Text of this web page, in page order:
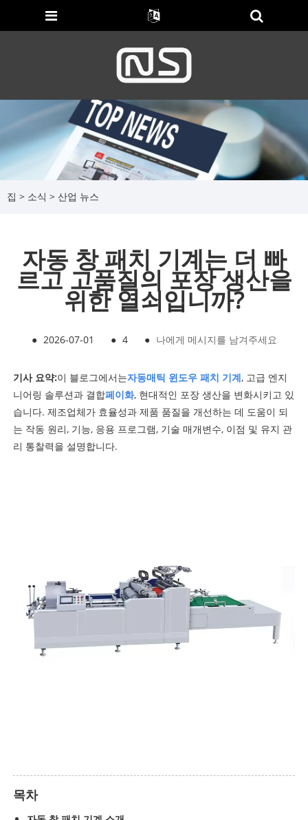
집 > 소식 > 산업 뉴스
자동 창 패치 기계는 더 빠
르고 고품질의 포장 생산을
위한 열쇠입니까?
● 2026-07-01 ● 4 ● 나에게 메시지를 남겨주세요
기사 요약:이 블로그에서는자동매틱 윈도우 패치 기계, 고급 엔지
니어링 솔루션과 결합페이화, 현대적인 포장 생산을 변화시키고 있
습니다. 제조업체가 효율성과 제품 품질을 개선하는 데 도움이 되
는 작동 원리, 기능, 응용 프로그램, 기술 매개변수, 이점 및 유지 관
리 통찰력을 설명합니다.
목차